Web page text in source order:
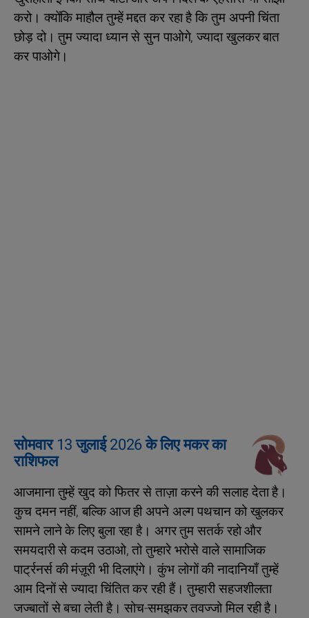
करो। क्योंकि माहौल तुम्हें मद्दत कर रहा है कि तुम अपनी चिंता
छोड़ दो। तुम ज्यादा ध्यान से सुन पाओगे, ज्यादा खुलकर बात
कर पाओगे।
सोमवार 13 जुलाई 2026 के लिए मकर का
राशिफल
आजमाना तुम्हें खुद को फितर से ताज़ा करने की सलाह देता है।
कुच दमन नहीं, बल्कि आज ही अपने अल्ग पथचान को खुलकर
सामने लाने के लिए बुला रहा है। अगर तुम सतर्क रहो और
समयदारी से कदम उठाओ, तो तुम्हारे भरोसे वाले सामाजिक
पार्ट्रनर्स की मंज़ूरी भी दिलाएंगे। कुंभ लोगों की नादानियाँ तुम्‍हें
आम दिनों से ज्यादा चिंतित कर रही हैं। तुम्हारी सहजशीलता
जज्बातों से बचा लेती है। सोच-समझकर तवज्जो मिल रही है।